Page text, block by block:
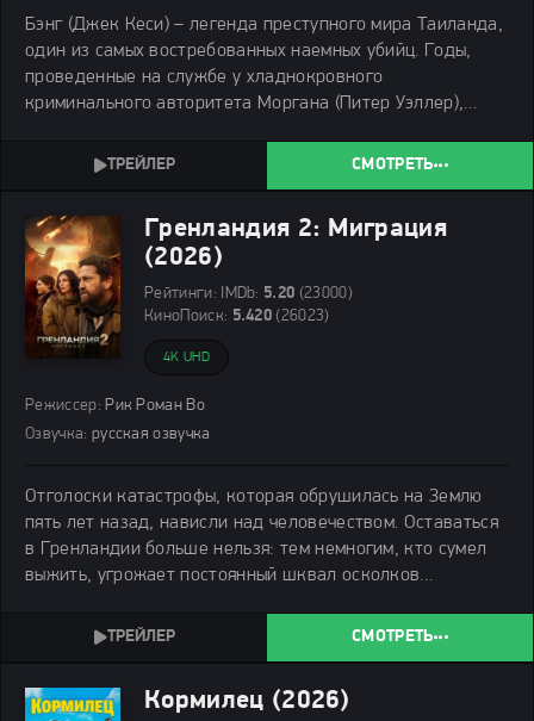
Бэнг (Джек Кеси) – легенда преступного мира Таиланда,
один из самых востребованных наемных убийц. Годы,
проведенные на службе у хладнокровного
криминального авторитета Моргана (Питер Уэллер),
ценит Бэнга за его беспощадность и эффективность,
СМОТРЕТЬ
Гренландия 2: Миграция
(2026)
Рейтинги: IMDb: 5.20 (23000)
КиноПоиск: 5.420 (26023)
4K UHD
Режиссер: Рик Роман Во
Озвучка: русская озвучка
Отголоски катастрофы, которая обрушилась на Землю
пять лет назад, нависли над человечеством. Оставаться
в Гренландии больше нельзя: тем немногим, кто сумел
выжить, угрожает постоянный шквал осколков
осталось, должно совершить самую важную и опасную
СМОТРЕТЬ
Кормилец (2026)